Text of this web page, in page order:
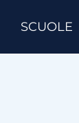
SCUOLE